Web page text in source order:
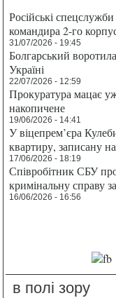
Російські
командира 2-го
31/07/2026 - 19:45
Болгарський
Україні
22/07/2026 - 12:59
Прокуратура мацає
накопичене
19/06/2026 - 14:41
У віцепрем’єра
квартиру, записану
17/06/2026 - 18:19
Співробітник СБУ
кримінальну справу
16/06/2026 - 16:56
в полі зору